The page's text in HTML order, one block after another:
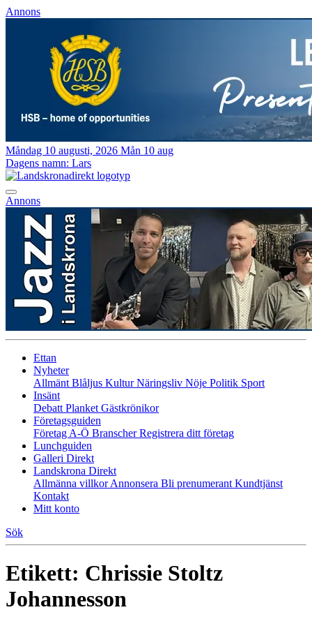
Annons
Måndag 10 augusti, 2026 Mån 10 aug
Dagens namn: Lars
Annons
Ettan
Nyheter
Allmänt Blåljus KulturNäringsliv Nöje Politik Sport
Insänt
Debatt Planket Gästkrönikor
Företagsguiden
Företag A-Ö BranscherRegistrera ditt företag
Lunchguiden
Galleri Direkt
Landskrona Direkt
Allmänna villkorAnnonsera Bli prenumerant Kundtjänst
Kontakt
Mitt konto
Sök
Etikett: Chrissie Stoltz
Johannesson